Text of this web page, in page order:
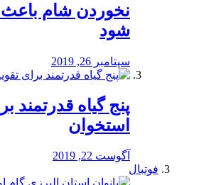
نخوردن شام
‌شود
سپتامبر 26, 2019
پنج گیاه قدرتمند
استخوان
آگوست 22, 2019
فوتبال